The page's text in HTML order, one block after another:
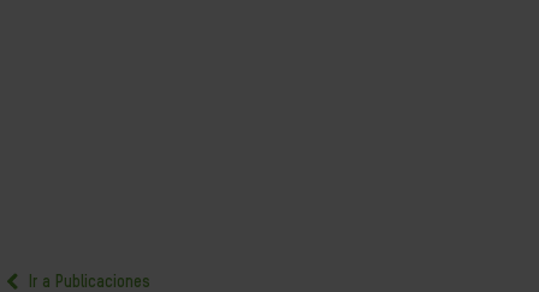
Ir a Publicaciones